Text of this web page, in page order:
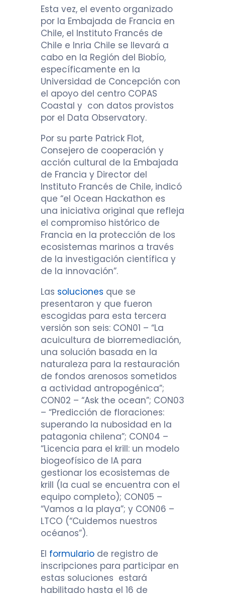
Esta vez, el evento organizado
por la Embajada de Francia en
Chile, el Instituto Francés de
Chile e Inria Chile se llevará a
cabo en la Región del Biobío,
específicamente en la
Universidad de Concepción con
el apoyo del centro COPAS
Coastal y con datos provistos
por el Data Observatory.
Por su parte Patrick Flot,
Consejero de cooperación y
acción cultural de la Embajada
de Francia y Director del
Instituto Francés de Chile, indicó
que “el Ocean Hackathon es
una iniciativa original que refleja
el compromiso histórico de
Francia en la protección de los
ecosistemas marinos a través
de la investigación científica y
de la innovación”.
Las soluciones que se
presentaron y que fueron
escogidas para esta tercera
versión son seis: CON01 – “La
acuicultura de biorremediación,
una solución basada en la
naturaleza para la restauración
de fondos arenosos sometidos
a actividad antropogénica”;
CON02 – “Ask the ocean”; CON03
– “Predicción de floraciones:
superando la nubosidad en la
patagonia chilena”; CON04 –
“Licencia para el krill: un modelo
biogeofísico de IA para
gestionar los ecosistemas de
krill (la cual se encuentra con el
equipo completo); CON05 –
“Vamos a la playa”; y CON06 –
LTCO (“Cuidemos nuestros
océanos”).
El formulariode registro de
inscripciones para participar en
estas soluciones estará
habilitado hasta el 16 de